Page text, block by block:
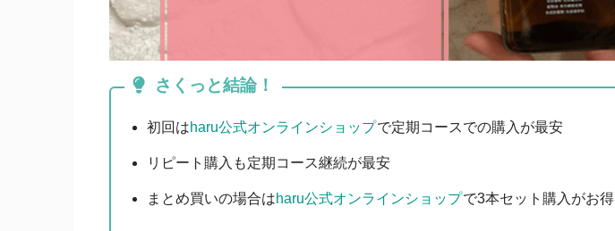
さくっと結論！
初回はharu公式オンラインショップで定期コースでの購入が最安
リピート購入も定期コース継続が最安
まとめ買いの場合はharu公式オンラインショップで3本セット購入がお得